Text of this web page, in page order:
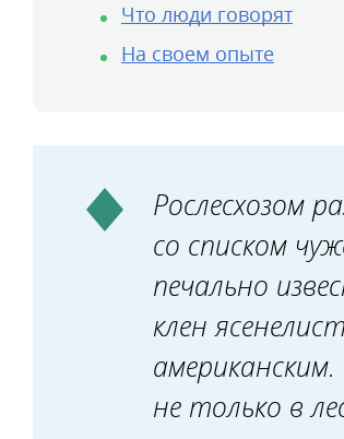
Что люди говорят
На своем опыте
Рослесхозом
со списком
печально
клен
не только в